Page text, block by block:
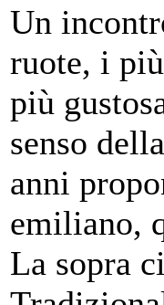
Un
ruote, i
più
senso
anni
emiliano,
La sopra